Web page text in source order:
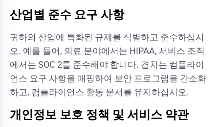
산업별 준수 요구 사항
귀하의 산업에 특화된 규제를 식별하고 준수하십시
오. 예를 들어, 의료 분야에서는 HIPAA, 서비스 조직
에서는 SOC 2를 준수해야 합니다. 겹치는 컴플라이
언스 요구 사항을 매핑하여 보안 프로그램을 간소화
하고, 컴플라이언스 활동 문서를 유지하십시오.
개인정보 보호 정책 및 서비스 약관